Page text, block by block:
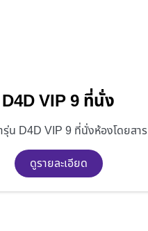
D4D VIP 9 ที่นั่ง
รุ่น D4D VIP 9 ที่นั่งห้องโดยสาร
ดูรายละเอียด